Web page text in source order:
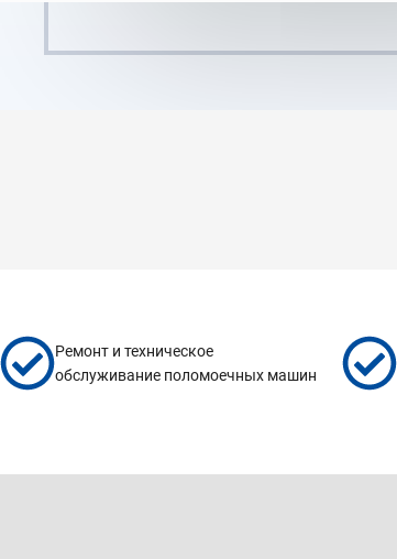
Ремонт и техническое
обслуживание поломоечных машин